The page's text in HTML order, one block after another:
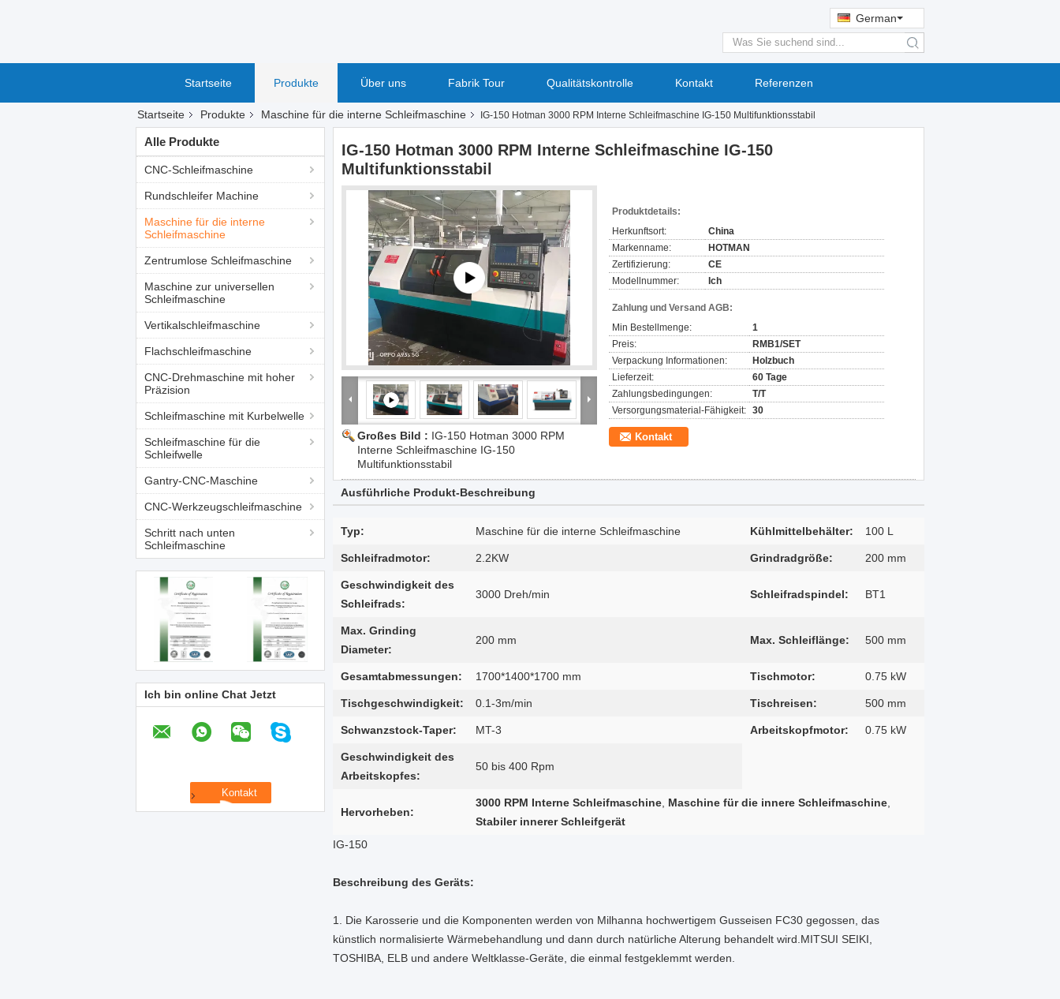
German
search
Startseite Produkte Über uns Fabrik Tour Qualitätskontrolle Kontakt Referenzen
Startseite Produkte Maschine für die interne Schleifmaschine IG-150 Hotman 3000 RPM Interne Schleifmaschine IG-150 Multifunktionsstabil
Alle Produkte
CNC-Schleifmaschine
Rundschleifer Machine
Maschine für die interne
Schleifmaschine
Zentrumlose Schleifmaschine
Maschine zur universellen
Schleifmaschine
Vertikalschleifmaschine
Flachschleifmaschine
CNC-Drehmaschine mit hoher
Präzision
Schleifmaschine mit Kurbelwelle
Schleifmaschine für die
Schleifwelle
Gantry-CNC-Maschine
CNC-Werkzeugschleifmaschine
Schritt nach unten
Schleifmaschine
Ich bin online Chat Jetzt
IG-150 Hotman 3000 RPM Interne Schleifmaschine IG-150
Multifunktionsstabil
Großes Bild : IG-150 Hotman 3000 RPM
Interne Schleifmaschine IG-150
Multifunktionsstabil
Produktdetails:
Herkunftsort:
China
Markenname:
HOTMAN
Zertifizierung:
CE
Modellnummer:
Ich
Zahlung und Versand AGB:
Min Bestellmenge:
1
Preis:
RMB1/SET
Verpackung Informationen:
Holzbuch
Lieferzeit:
60 Tage
Zahlungsbedingungen:
T/T
Versorgungsmaterial-Fähigkeit: 30
Kontakt
Ausführliche Produkt-Beschreibung
Typ: Maschine für die interne Schleifmaschine Kühlmittelbehälter: 100 L
Schleifradmotor: 2.2KW Grindradgröße: 200 mm
Geschwindigkeit des
Schleifrads:
3000 Dreh/min Schleifradspindel: BT1
Max. Grinding
Diameter:
200 mm Max. Schleiflänge: 500 mm
Gesamtabmessungen: 1700*1400*1700 mm Tischmotor: 0.75 kW
Tischgeschwindigkeit: 0.1-3m/min Tischreisen: 500 mm
Schwanzstock-Taper: MT-3 Arbeitskopfmotor: 0.75 kW
Geschwindigkeit des
Arbeitskopfes:
50 bis 400 Rpm
Hervorheben:
3000 RPM Interne Schleifmaschine Maschine für die innere Schleifmaschine
Stabiler innerer Schleifgerät
IG-150
Beschreibung des Geräts:
1. Die Karosserie und die Komponenten werden von Milhanna hochwertigem Gusseisen FC30 gegossen, das
künstlich normalisierte Wärmebehandlung und dann durch natürliche Alterung behandelt wird.MITSUI SEIKI,
TOSHIBA, ELB und andere Weltklasse-Geräte, die einmal festgeklemmt werden.